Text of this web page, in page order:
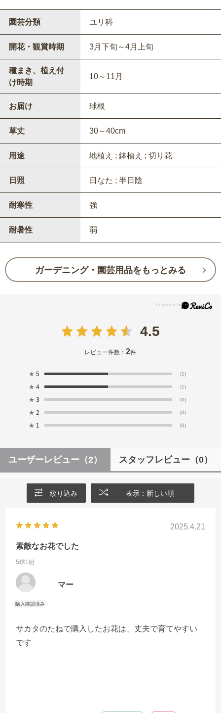
園芸分類 ユリ科
開花・観賞時期 3月下旬～4月上旬
種まき、植え付
け時期
10～11月
お届け 球根
草丈 30～40cm
用途 地植え ; 鉢植え ; 切り花
日照 日なた ; 半日陰
耐寒性 強
耐暑性 弱
ガーデニング・園芸用品をもっとみる
4.5
レビュー件数：2件
★ 5 (1)
★ 4 (1)
★ 3 (0)
★ 2 (0)
★ 1 (0)
ユーザーレビュー （2） スタッフレビュー （0）
絞り込み 表示：新しい順
2025.4.21
素敵なお花でした
5球1組
マー
サカタのたねで購入したお花は、丈夫で育てやすい
です